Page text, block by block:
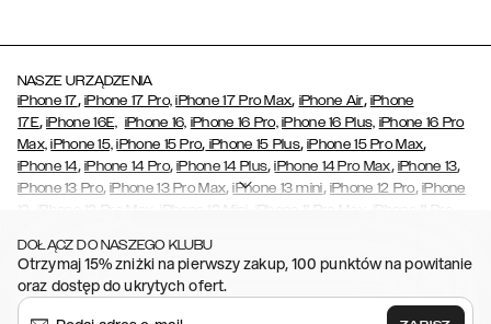
NASZE URZĄDZENIA
iPhone 17, iPhone 17 Pro, iPhone 17 Pro Max, iPhone Air, iPhone
17E,iPhone 16E, iPhone 16, iPhone 16 Pro, iPhone 16 Plus, iPhone 16 Pro
Max, iPhone 15, iPhone 15 Pro, iPhone 15 Plus,iPhone 15 Pro Max,
iPhone 14, iPhone 14 Pro,iPhone 14 Plus,iPhone 14 Pro Max, iPhone 13,
iPhone 13 Pro,iPhone 13 Pro Max,iPhone 13 mini, iPhone 12 Pro, iPhone
12
iPhone 12 Pro Max iPhone 12 Mini iPhone 11 Pro Max iPhone 11 Pro
(2020/2022),iPhone 8,iPhone 8 Plus
6/6s, iPhone 6/6s Plus , iPhone 5/5s/SE,Galaxy S26 , Galaxy S26+ ,
Galaxy S26 Ultra,Samsung Galaxy S25,Galaxy S25+, Galaxy S25
Ultra, Galaxy S24, Galaxy S24+ Galaxy S23,
DOŁĄCZ DO NASZEGO KLUBU
Otrzymaj 15% zniżki na pierwszy zakup, 100 punktów na powitanie
oraz dostęp do ukrytych ofert.